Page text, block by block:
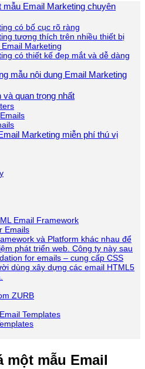
mẫu Email Marketing chuyên
có bố cục rõ ràng
tương thích trên nhiều thiết bị
Marketing
có thiết kế đẹp mắt và dễ dàng
mẫu nội dung Email Marketing
và quan trọng nhất
Marketing miễn phí thú vị
Email Framework
Emails
và Platform khác nhau để
phát triển web. Công ty này sau
for emails – cung cấp CSS
dùng xây dựng các email HTML5
ZURB
Templates
một mẫu Email